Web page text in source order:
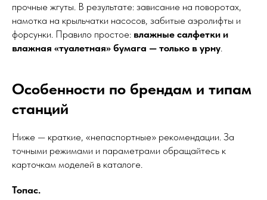
прочные жгуты. В результате: зависание на поворотах,
намотка на крыльчатки насосов, забитые аэролифты и
форсунки. Правило простое: влажные салфетки и
влажная «туалетная» бумага — только в урну.
Особенности по брендам и типам
станций
Ниже — краткие, «непаспортные» рекомендации. За
точными режимами и параметрами обращайтесь к
карточкам моделей в каталоге.
Топас.